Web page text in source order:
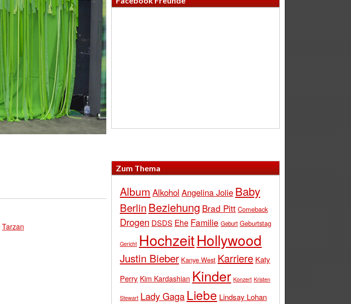
Tarzan
Zum Thema
Album Alkohol Angelina Jolie Baby
Berlin Beziehung Brad Pitt Comeback
Drogen DSDS Ehe Familie Geburt Geburtstag
Gericht HochzeitHollywood
Justin Bieber Kanye West Karriere Katy
Perry Kim Kardashian Kinder Konzert Kristen
Stewart Lady Gaga Liebe Lindsay Lohan